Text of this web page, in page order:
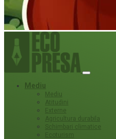
Mediu
Mediu
Atitudini
Externe
Agricultura durabila
Schimbari climatice
Ecoturism